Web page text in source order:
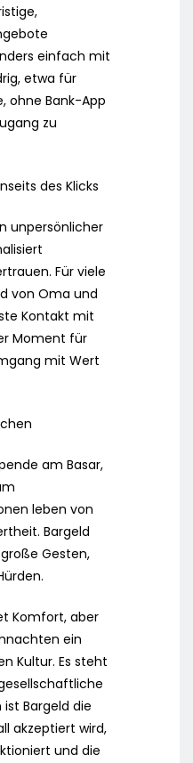
einfach mit
etwa für
ohne Bank-App
zu
des Klicks
unpersönlicher
Für viele
von Oma und
Kontakt mit
Moment für
mit Wert
am Basar,
leben von
Bargeld
Gesten,
Komfort, aber
ein
Kultur. Es steht
Bargeld die
akzeptiert wird,
und die